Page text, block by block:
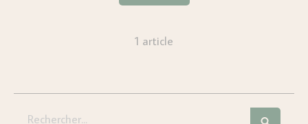
1 article
Rechercher